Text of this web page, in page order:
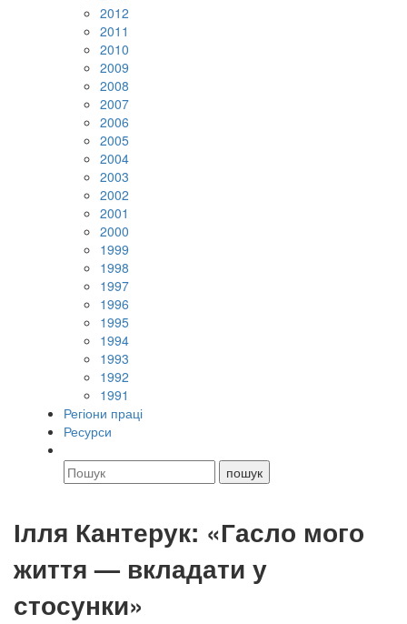
2012
2011
2010
2009
2008
2007
2006
2005
2004
2003
2002
2001
2000
1999
1998
1997
1996
1995
1994
1993
1992
1991
Регіони праці
Ресурси
Ілля Кантерук: «Гасло мого
життя — вкладати у
стосунки»